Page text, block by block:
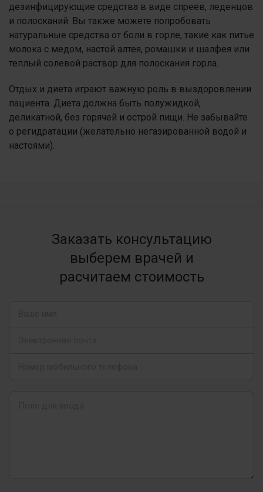
дезинфицирующие средства в виде спреев, леденцов
и полосканий. Вы также можете попробовать
натуральные средства от боли в горле, такие как питье
молока с медом, настой алтея, ромашки и шалфея или
теплый солевой раствор для полоскания горла.
Отдых и диета играют важную роль в выздоровлении
пациента. Диета должна быть полужидкой,
деликатной, без горячей и острой пищи. Не забывайте
о регидратации (желательно негазированной водой и
настоями).
Заказать консультацию
выберем врачей и
расчитаем стоимость